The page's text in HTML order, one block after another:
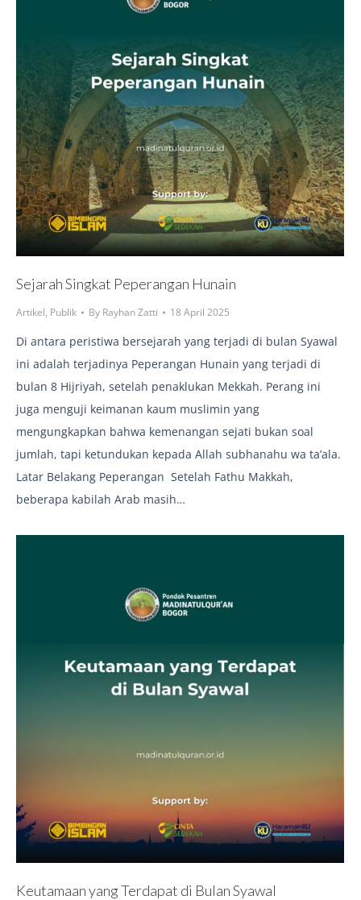
Sejarah Singkat Peperangan Hunain
Artikel, Publik By Rayhan Zatti 18 April 2025
Di antara peristiwa bersejarah yang terjadi di bulan Syawal
ini adalah terjadinya Peperangan Hunain yang terjadi di
bulan 8 Hijriyah, setelah penaklukan Mekkah. Perang ini
juga menguji keimanan kaum muslimin yang
mengungkapkan bahwa kemenangan sejati bukan soal
jumlah, tapi ketundukan kepada Allah subhanahu wa ta’ala.
Latar Belakang Peperangan Setelah Fathu Makkah,
beberapa kabilah Arab masih…
Keutamaan yang Terdapat di Bulan Syawal